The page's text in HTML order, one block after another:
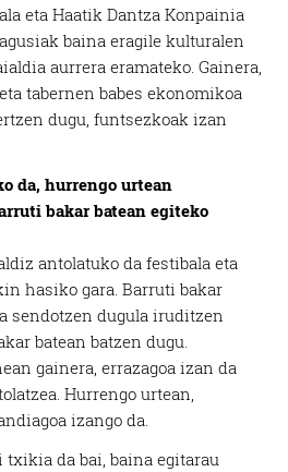
eta Haatik Dantza Konpainia
baina eragile kulturalen
aurrera eramateko. Gainera,
tabernen babes ekonomikoa
dugu, funtsezkoak izan
da, hurrengo urtean
bakar batean egiteko
antolatuko da festibala eta
hasiko gara. Barruti bakar
sendotzen dugula iruditzen
batean batzen dugu.
gainera, errazagoa izan da
Hurrengo urtean,
izango da.
txikia da bai, baina egitarau